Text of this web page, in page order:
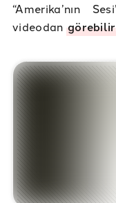
“Amerika’nın
videodan